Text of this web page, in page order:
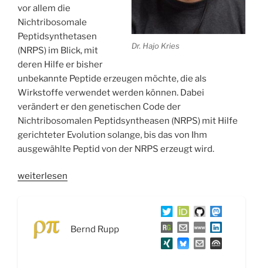
Dr. Hajo Kries
vor allem die
Nichtribosomale
Peptidsynthetasen
(NRPS) im Blick, mit
deren Hilfe er bisher
unbekannte Peptide erzeugen möchte, die als
Wirkstoffe verwendet werden können. Dabei
verändert er den genetischen Code der
Nichtribosomalen Peptidsyntheasen (NRPS) mit Hilfe
gerichteter Evolution solange, bis das von Ihm
ausgewählte Peptid von der NRPS erzeugt wird.
„WSR039
Naturstoffen
weiterlesen
Bernd Rupp